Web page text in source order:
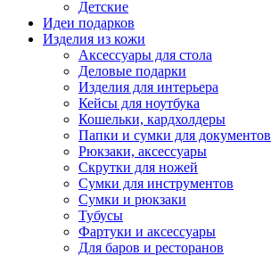
Детские
Идеи подарков
Изделия из кожи
Аксессуары для стола
Деловые подарки
Изделия для интерьера
Кейсы для ноутбука
Кошельки, кардхолдеры
Папки и сумки для документов
Рюкзаки, аксессуары
Скрутки для ножей
Сумки для инструментов
Сумки и рюкзаки
Тубусы
Фартуки и аксессуары
Для баров и ресторанов